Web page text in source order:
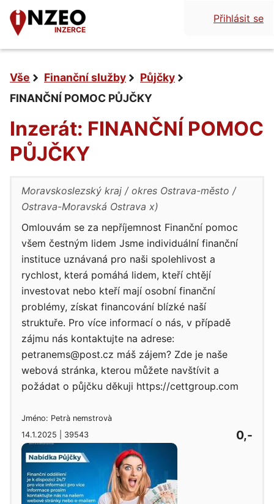
INZERCE
Přihlásit se
Vše Finanční služby
Půjčky
FINANČNÍ POMOC PŮJČKY
Inzerát: FINANČNÍ POMOC
PŮJČKY
Moravskoslezský kraj
okres Ostrava-město
Ostrava-Moravská Ostrava x)
Omlouvám se za nepříjemnost Finanční pomoc
všem čestným lidem Jsme individuální finanční
instituce uznávaná pro naši spolehlivost a
rychlost, která pomáhá lidem, kteří chtějí
investovat nebo kteří mají osobní finanční
problémy, získat financování blízké naší
struktuře. Pro více informací o nás, v případě
zájmu nás kontaktujte na adrese:
petranems@post.cz máš zájem? Zde je naše
webová stránka, kterou můžete navštívit a
požádat o půjčku děkuji https://cettgroup.com
Jméno: Petrà nemstrovà
14.1.2025 | 39543
0,-